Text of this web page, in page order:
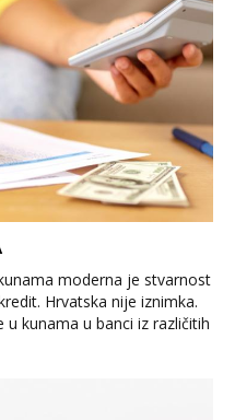
moderna je stvarnost
Hrvatska nije iznimka.
kunama u banci iz različitih